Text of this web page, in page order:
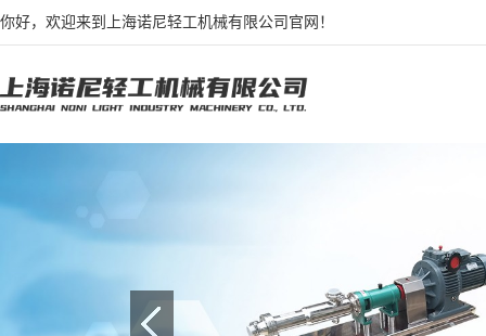
你好，欢迎来到上海诺尼轻工机械有限公司官网！